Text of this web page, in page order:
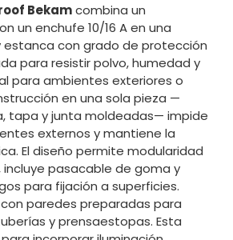
Bekamcombina un
un enchufe 10/16 A en una
estanca con grado de protección
para resistir polvo, humedad y
para ambientes exteriores o
en una sola pieza —
tapa y junta moldeadas— impide
externos y mantiene la
El diseño permite modularidad
incluye pasacable de goma y
para fijación a superficies.
paredes preparadas para
y prensaestopas. Esta